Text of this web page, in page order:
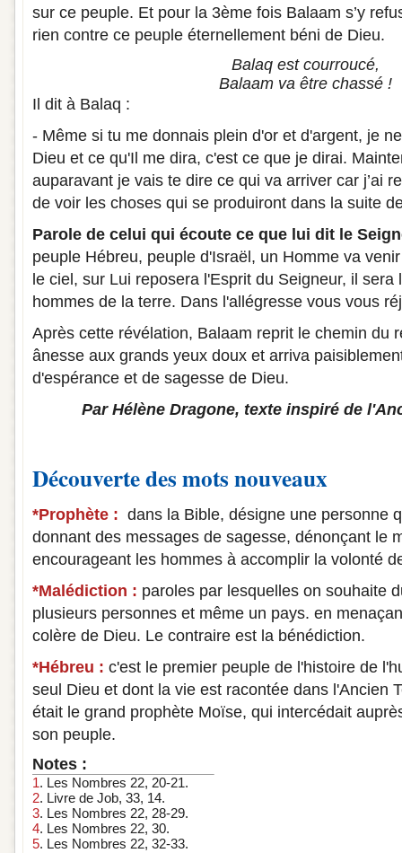
sur ce peuple. Et pour la 3ème fois Balaam s’y
rien contre ce peuple éternellement béni de Dieu.
Balaq est courroucé,
Balaam va être chassé !
Il dit à Balaq :
- Même si tu me donnais plein d'or et d'argent, je
Dieu et ce qu'Il me dira, c'est ce que je dirai.
auparavant je vais te dire ce qui va arriver car j’ai
de voir les choses qui se produiront dans la suite
Parole de celui qui écoute ce que lui dit le
peuple Hébreu, peuple d'Israël, un Homme va
le ciel, sur Lui reposera l'Esprit du Seigneur, il sera
hommes de la terre. Dans l'allégresse vous vous
Après cette révélation, Balaam reprit le chemin du
ânesse aux grands yeux doux et arriva
d'espérance et de sagesse de Dieu.
Par Hélène Dragone, texte inspiré de
Découverte des mots nouveaux
*Prophète : dans la Bible, désigne une personne
donnant des messages de sagesse, dénonçant le
encourageant les hommes à accomplir la volonté
*Malédiction : paroles par lesquelles on souhaite
plusieurs personnes et même un pays. en
colère de Dieu. Le contraire est la bénédiction.
*Hébreu : c'est le premier peuple de l'histoire de
seul Dieu et dont la vie est racontée dans l'Ancien
était le grand prophète Moïse, qui intercédait
son peuple.
Notes :
1. Les Nombres 22, 20-21.
2. Livre de Job, 33, 14.
3. Les Nombres 22, 28-29.
4. Les Nombres 22, 30.
5. Les Nombres 22, 32-33.